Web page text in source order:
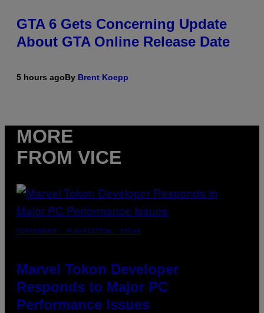
GTA 6 Gets Concerning Update
About GTA Online Release Date
5 hours agoBy Brent Koepp
MORE
FROM VICE
SCREENSHOT: PLAYSTATION, STEAM
Marvel Tokon Developer
Responds to Major PC
Performance Issues